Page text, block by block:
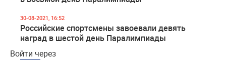
30-08-2021, 16:52
Российские спортсмены завоевали девять
наград в шестой день Паралимпиады
Войти через